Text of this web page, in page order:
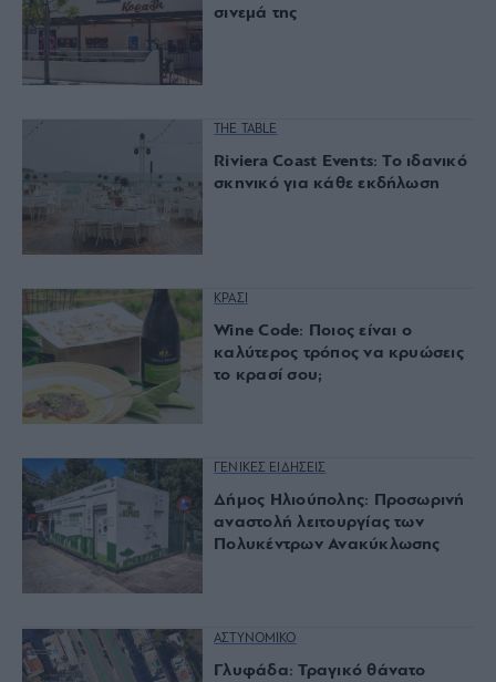
σινεμά της
THE TABLE
Riviera Coast Events: Το ιδανικό
σκηνικό για κάθε εκδήλωση
ΚΡΑΣΙ
Wine Code: Ποιος είναι ο
καλύτερος τρόπος να κρυώσεις
το κρασί σου;
ΓΕΝΙΚΕΣ ΕΙΔΗΣΕΙΣ
Δήμος Ηλιούπολης: Προσωρινή
αναστολή λειτουργίας των
Πολυκέντρων Ανακύκλωσης
ΑΣΤΥΝΟΜΙΚΟ
Γλυφάδα: Τραγικό θάνατο